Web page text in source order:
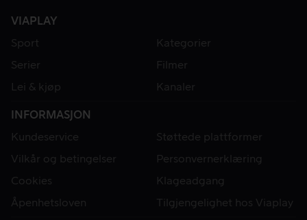
VIAPLAY
Sport
Kategorier
Serier
Filmer
Lei & kjøp
Kanaler
INFORMASJON
Kundeservice
Støttede plattformer
Vilkår og betingelser
Personvernerklæring
Cookies
Klageadgang
Åpenhetsloven
Tilgjengelighet hos Viaplay